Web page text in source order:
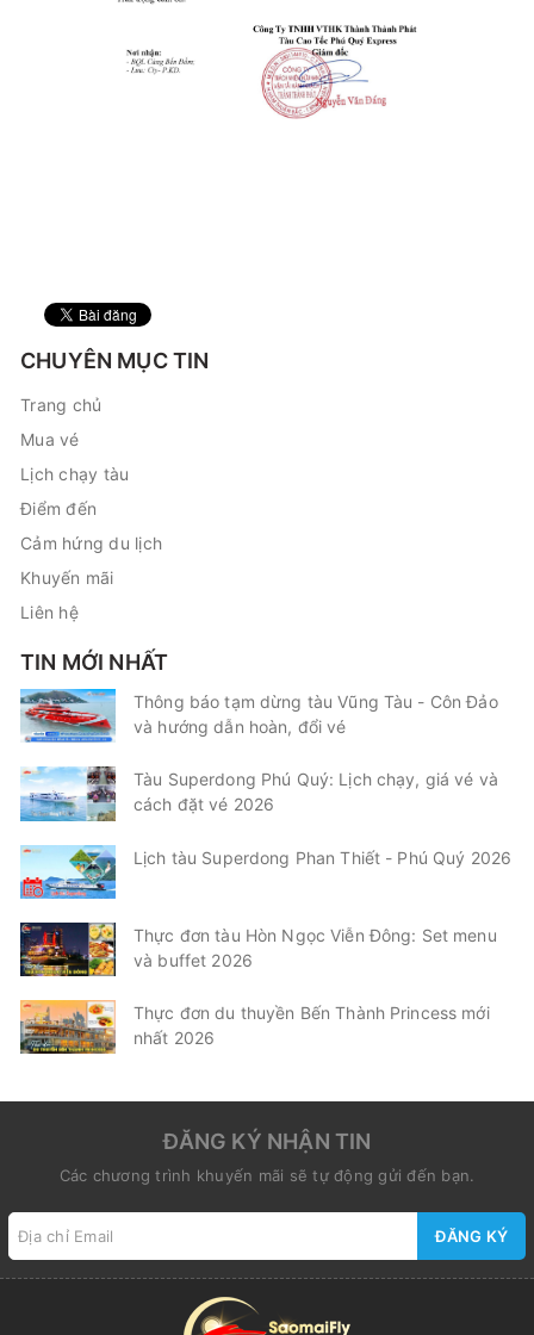
CHUYÊN MỤC TIN
Trang chủ
Mua vé
Lịch chạy tàu
Điểm đến
Cảm hứng du lịch
Khuyến mãi
Liên hệ
TIN MỚI NHẤT
Thông báo tạm dừng tàu Vũng Tàu - Côn Đảo
và hướng dẫn hoàn, đổi vé
Tàu Superdong Phú Quý: Lịch chạy, giá vé và
cách đặt vé 2026
Lịch tàu Superdong Phan Thiết - Phú Quý 2026
Thực đơn tàu Hòn Ngọc Viễn Đông: Set menu
và buffet 2026
Thực đơn du thuyền Bến Thành Princess mới
nhất 2026
ĐĂNG KÝ NHẬN TIN
Các chương trình khuyến mãi sẽ tự động gửi đến bạn.
ĐĂNG KÝ